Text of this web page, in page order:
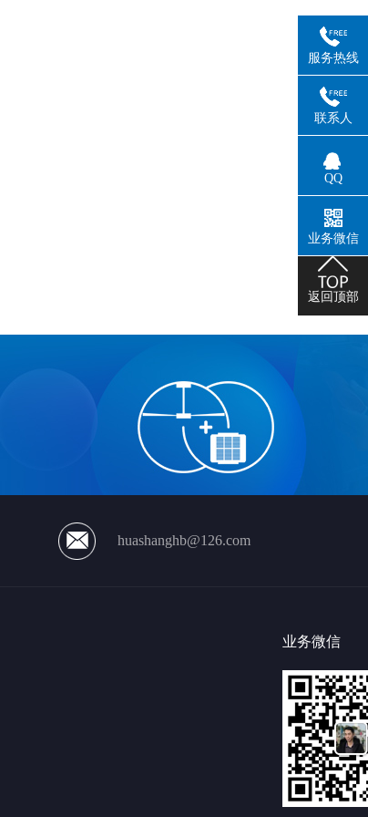
huashanghb@126.com
业务微信
服务热线
联系人
QQ
业务微信
返回顶部